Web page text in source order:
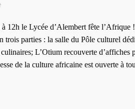
12h le Lycée d’Alembert fête l’Afrique
trois parties : la salle du Pôle culturel
culinaires; L’Otium recouverte
de la culture africaine est ouverte à